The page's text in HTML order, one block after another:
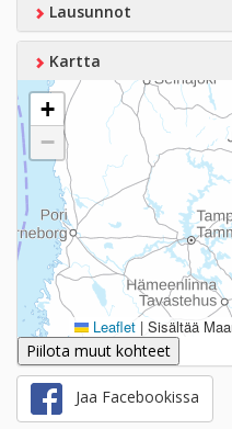
Lausunnot
Kartta
+
−
Leaflet | Sisältää
Piilota muut kohteet
Jaa Facebookissa